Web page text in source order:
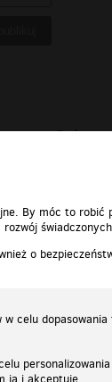
By móc to robić
świadczonych
o
celu